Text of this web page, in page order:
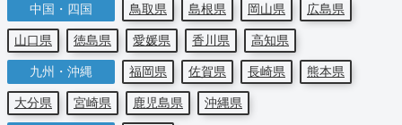
中国・四国
鳥取県 島根県 岡山県
広島県
山口県
徳島県 愛媛県 香川県
高知県
九州・沖縄
福岡県 佐賀県 長崎県
熊本県
大分県
宮崎県 鹿児島県
沖縄県